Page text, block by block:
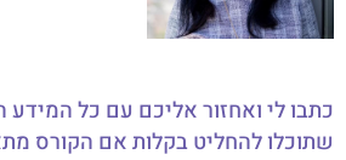
כתבו לי ואחזור אליכם עם כל המידע
שתוכלו להחליט בקלות אם הקורס